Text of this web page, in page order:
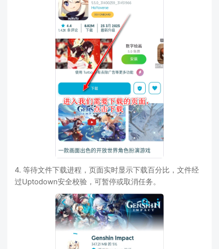
4. 等待文件下载进程，页面实时显示下载百分比，文件经
过Uptodown安全校验，可暂停或取消任务。